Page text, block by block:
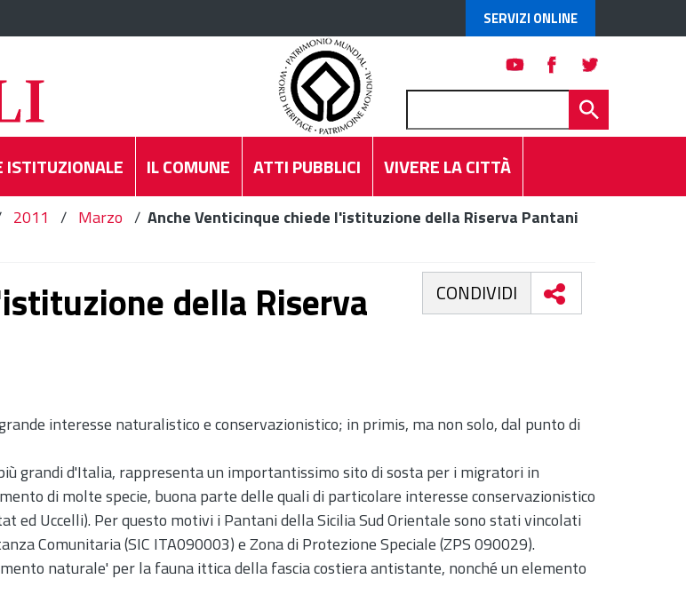
SERVIZI ONLINE
ISTITUZIONALE IL COMUNE ATTI PUBBLICI VIVERE LA CITTÀ
2011 / Marzo / Anche Venticinque chiede l'istituzione della Riserva Pantani
CONDIVIDI
della Riserva
interesse naturalistico e conservazionistico; in primis, ma non solo, dal punto di
grandi d'Italia, rappresenta un importantissimo sito di sosta per i migratori in
di molte specie, buona parte delle quali di particolare interesse conservazionistico
ed Uccelli). Per questo motivi i Pantani della Sicilia Sud Orientale sono stati vincolati
Comunitaria (SIC ITA090003) e Zona di Protezione Speciale (ZPS 090029).
naturale' per la fauna ittica della fascia costiera antistante, nonché un elemento